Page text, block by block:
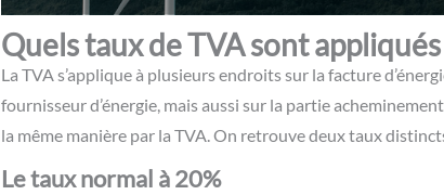
Quels taux de TVA sont
La TVA s’applique à plusieurs endroits sur la facture
fournisseur d’énergie, mais aussi sur la partie
la même manière par la TVA. On retrouve deux taux
Le taux normal à 20%